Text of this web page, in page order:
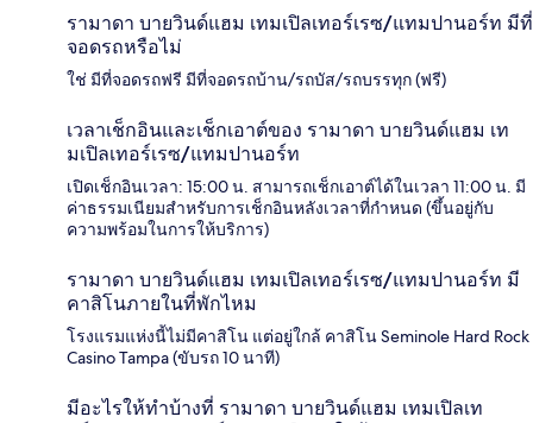
รามาดา บายวินด์แฮม เทมเปิลเทอร์เรซ/แทมปานอร์ท มีที่
จอดรถหรือไม่
ใช่ มีที่จอดรถฟรี มีที่จอดรถบ้าน/รถบัส/รถบรรทุก (ฟรี)
เวลาเช็กอินและเช็กเอาต์ของ รามาดา บายวินด์แฮม เท
มเปิลเทอร์เรซ/แทมปานอร์ท
เปิดเช็กอินเวลา: 15:00 น. สามารถเช็กเอาต์ได้ในเวลา 11:00 น. มี
ค่าธรรมเนียมสำหรับการเช็กอินหลังเวลาที่กำหนด (ขึ้นอยู่กับ
ความพร้อมในการให้บริการ)
รามาดา บายวินด์แฮม เทมเปิลเทอร์เรซ/แทมปานอร์ท มี
คาสิโนภายในที่พักไหม
โรงแรมแห่งนี้ไม่มีคาสิโน แต่อยู่ใกล้ คาสิโน Seminole Hard Rock
Casino Tampa (ขับรถ 10 นาที)
มีอะไรให้ทำบ้างที่ รามาดา บายวินด์แฮม เทมเปิลเท